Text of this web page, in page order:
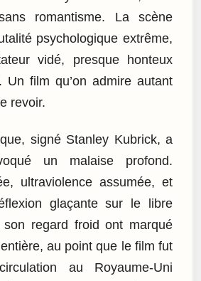
romantisme. La scène
psychologique extrême,
vidé, presque honteux
Un film qu’on admire autant
revoir.
signé Stanley Kubrick, a
un malaise profond.
ultraviolence assumée, et
glaçante sur le libre
regard froid ont marqué
au point que le film fut
au Royaume-Uni